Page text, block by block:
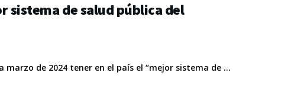
sistema de salud pública del
de 2024 tener en el país el “mejor sistema de ...